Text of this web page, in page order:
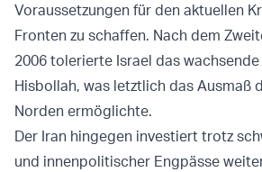
Voraussetzungen für den aktuellen
Fronten zu schaffen. Nach dem
2006 tolerierte Israel das
Hisbollah, was letztlich das Ausmaß
Norden ermöglichte.
Der Iran hingegen investiert trotz
und innenpolitischer Engpässe